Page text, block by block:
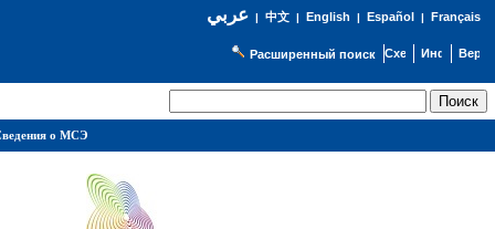
عربي| 中文| English | Español | Français
Расширенный поиск
о МСЭ